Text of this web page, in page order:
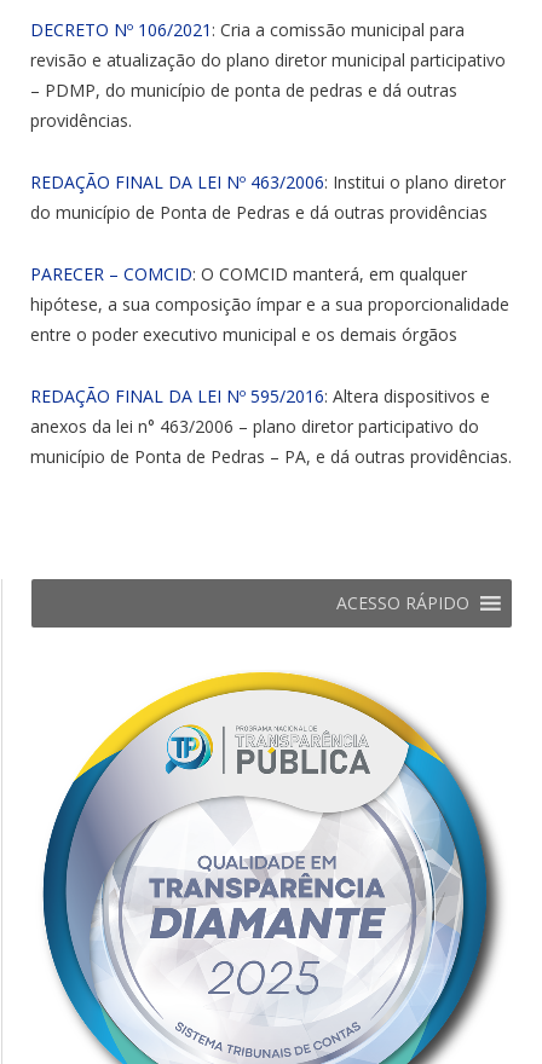
DECRETO Nº 106/2021 : Cria a comissão municipal para
revisão e atualização do plano diretor municipal participativo
– PDMP, do município de ponta de pedras e dá outras
providências.
REDAÇÃO FINAL DA LEI Nº 463/2006: Institui o plano diretor
do município de Ponta de Pedras e dá outras providências
PARECER – COMCID: O COMCID manterá, em qualquer
hipótese, a sua composição ímpar e a sua proporcionalidade
entre o poder executivo municipal e os demais órgãos
REDAÇÃO FINAL DA LEI Nº 595/2016: Altera dispositivos e
anexos da lei n° 463/2006 – plano diretor participativo do
município de Ponta de Pedras – PA, e dá outras providências.
ACESSO RÁPIDO